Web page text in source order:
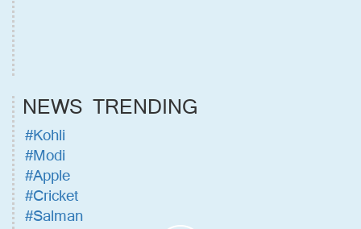
NEWS TRENDING
#Kohli
#Modi
#Apple
#Cricket
#Salman